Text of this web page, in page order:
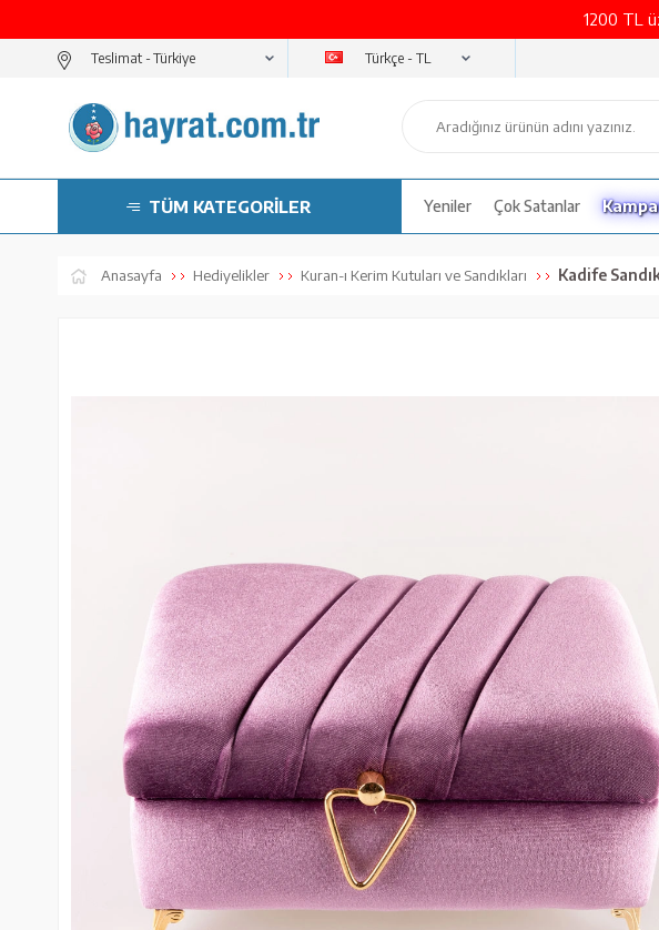
1200 TL
Teslimat - Türkçe - TL
TÜM KATEGORİLER Yeniler Çok Satanlar
Anasayfa Hediyelikler Kuran-ı Kerim Kutuları ve Sandıkları Kadife Sandık